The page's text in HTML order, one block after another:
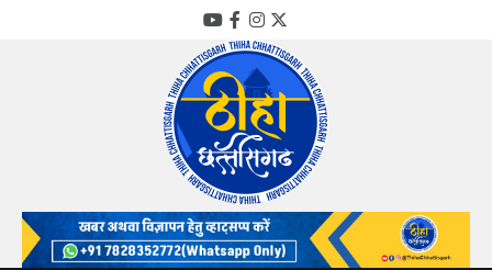
YouTube
Facebook
Instagram
Twitter
Thiha Chhattisgarh
गोठ जन-जन के